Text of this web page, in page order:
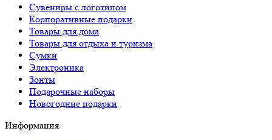
Сувениры с логотипом
Корпоративные подарки
Товары для дома
Товары для отдыха и туризма
Сумки
Электроника
Зонты
Подарочные наборы
Новогодние подарки
Информация